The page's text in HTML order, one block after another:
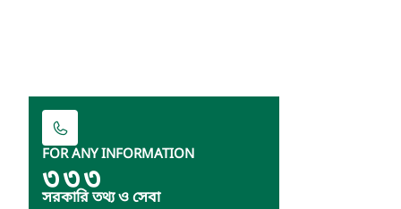
FOR ANY INFORMATION
৩৩৩
সরকারি তথ্য ও সেবা